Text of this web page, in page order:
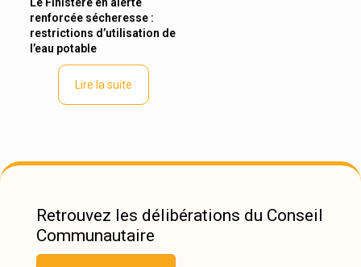
Le Finistère en alerte
renforcée sécheresse :
restrictions d’utilisation de
l’eau potable
Lire la suite
Retrouvez les délibérations du Conseil
Communautaire